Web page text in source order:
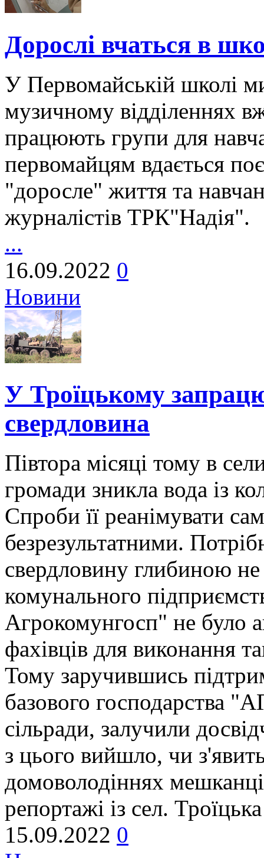
Дорослі вчаться в
У Первомайській школі
музичному відділеннях
працюють групи для
первомайцям вдається
"доросле" життя та
журналістів ТРК"Надія".
...
16.09.2022 0
Новини
У Троїцькому
свердловина
Півтора місяці тому в
громади зникла вода із
Спроби її реанімувати
безрезультатними.
свердловину глибиною
комунального
Агрокомунгосп" не було
фахівців для виконання
Тому заручившись
базового господарства
сільради, залучили
з цього вийшло, чи
домоволодіннях
репортажі із сел.
15.09.2022 0